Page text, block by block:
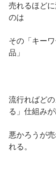
売れるほど
のは
その「キー
品」
流行ればど
る」仕組み
悪かろうが
れる。